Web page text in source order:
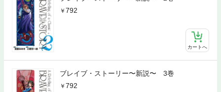
792
カートへ
ブレイブ・ストーリー〜新説〜 3巻
792